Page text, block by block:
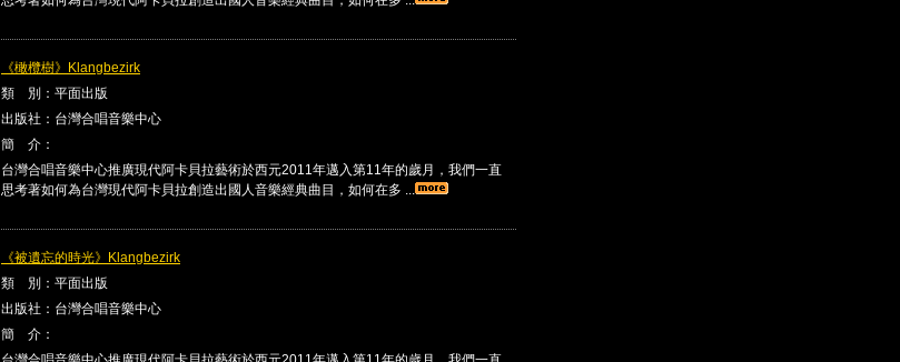
《橄欖樹》Klangbezirk
類 別：平面出版
出版社：台灣合唱音樂中心
簡 介：
台灣合唱音樂中心推廣現代阿卡貝拉藝術於西元2011年邁入第11年的歲月，我們一直
思考著如何為台灣現代阿卡貝拉創造出國人音樂經典曲目，如何在多 ...
《被遺忘的時光》Klangbezirk
類 別：平面出版
出版社：台灣合唱音樂中心
簡 介：